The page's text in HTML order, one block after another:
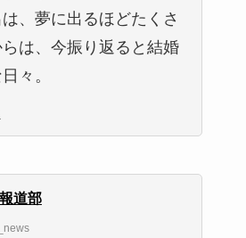
、夢に出るほどたくさ
は、今振り返ると結婚
々。
道部